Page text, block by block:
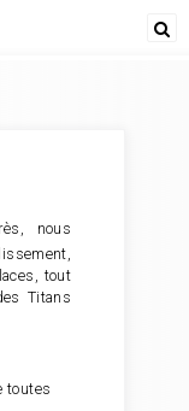
nous
tout
Titans
toutes